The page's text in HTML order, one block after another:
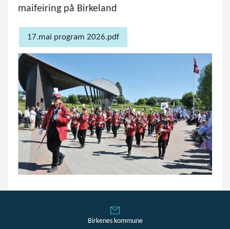
maifeiring på Birkeland
17.mai program 2026.pdf
Birkenes kommune